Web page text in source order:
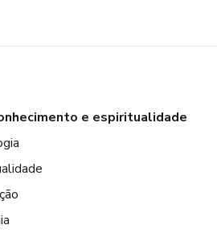
e espiritualidade